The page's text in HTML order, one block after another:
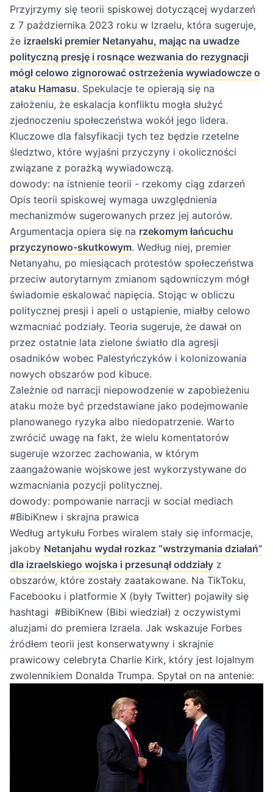
Przyjrzymy się teorii spiskowej dotyczącej wydarzeń
z 7 października 2023 roku w Izraelu, która sugeruje,
że izraelski premier Netanyahu, mając na uwadze
polityczną presję i rosnące wezwania do rezygnacji
mógł celowo zignorować ostrzeżenia wywiadowcze o
ataku Hamasu. Spekulacje te opierają się na
założeniu, że eskalacja konfliktu mogła służyć
zjednoczeniu społeczeństwa wokół jego lidera.
Kluczowe dla falsyfikacji tych tez będzie rzetelne
śledztwo, które wyjaśni przyczyny i okoliczności
związane z porażką wywiadowczą.
dowody: na istnienie teorii - rzekomy ciąg zdarzeń
Opis teorii spiskowej wymaga uwzględnienia
mechanizmów sugerowanych przez jej autorów.
Argumentacja opiera się na rzekomym łańcuchu
przyczynowo-skutkowym. Według niej, premier
Netanyahu, po miesiącach protestów społeczeństwa
przeciw autorytarnym zmianom sądowniczym mógł
świadomie eskalować napięcia. Stojąc w obliczu
politycznej presji i apeli o ustąpienie, miałby celowo
wzmacniać podziały. Teoria sugeruje, że dawał on
przez ostatnie lata zielone światło dla agresji
osadników wobec Palestyńczyków i kolonizowania
nowych obszarów pod kibuce.
Zależnie od narracji niepowodzenie w zapobieżeniu
ataku może być przedstawiane jako podejmowanie
planowanego ryzyka albo niedopatrzenie. Warto
zwrócić uwagę na fakt, że wielu komentatorów
sugeruje wzorzec zachowania, w którym
zaangażowanie wojskowe jest wykorzystywane do
wzmacniania pozycji politycznej.
dowody: pompowanie narracji w social mediach
#BibiKnew i skrajna prawica
Według artykułu Forbes wiralem stały się informacje,
jakoby Netanjahu wydał rozkaz “wstrzymania działań”
dla izraelskiego wojska i przesunął oddziały z
obszarów, które zostały zaatakowane. Na TikToku,
Facebooku i platformie X (były Twitter) pojawiły się
hashtagi #BibiKnew (Bibi wiedział) z oczywistymi
aluzjami do premiera Izraela. Jak wskazuje Forbes
źródłem teorii jest konserwatywny i skrajnie
prawicowy celebryta Charlie Kirk, który jest lojalnym
zwolennikiem Donalda Trumpa. Spytał on na antenie: